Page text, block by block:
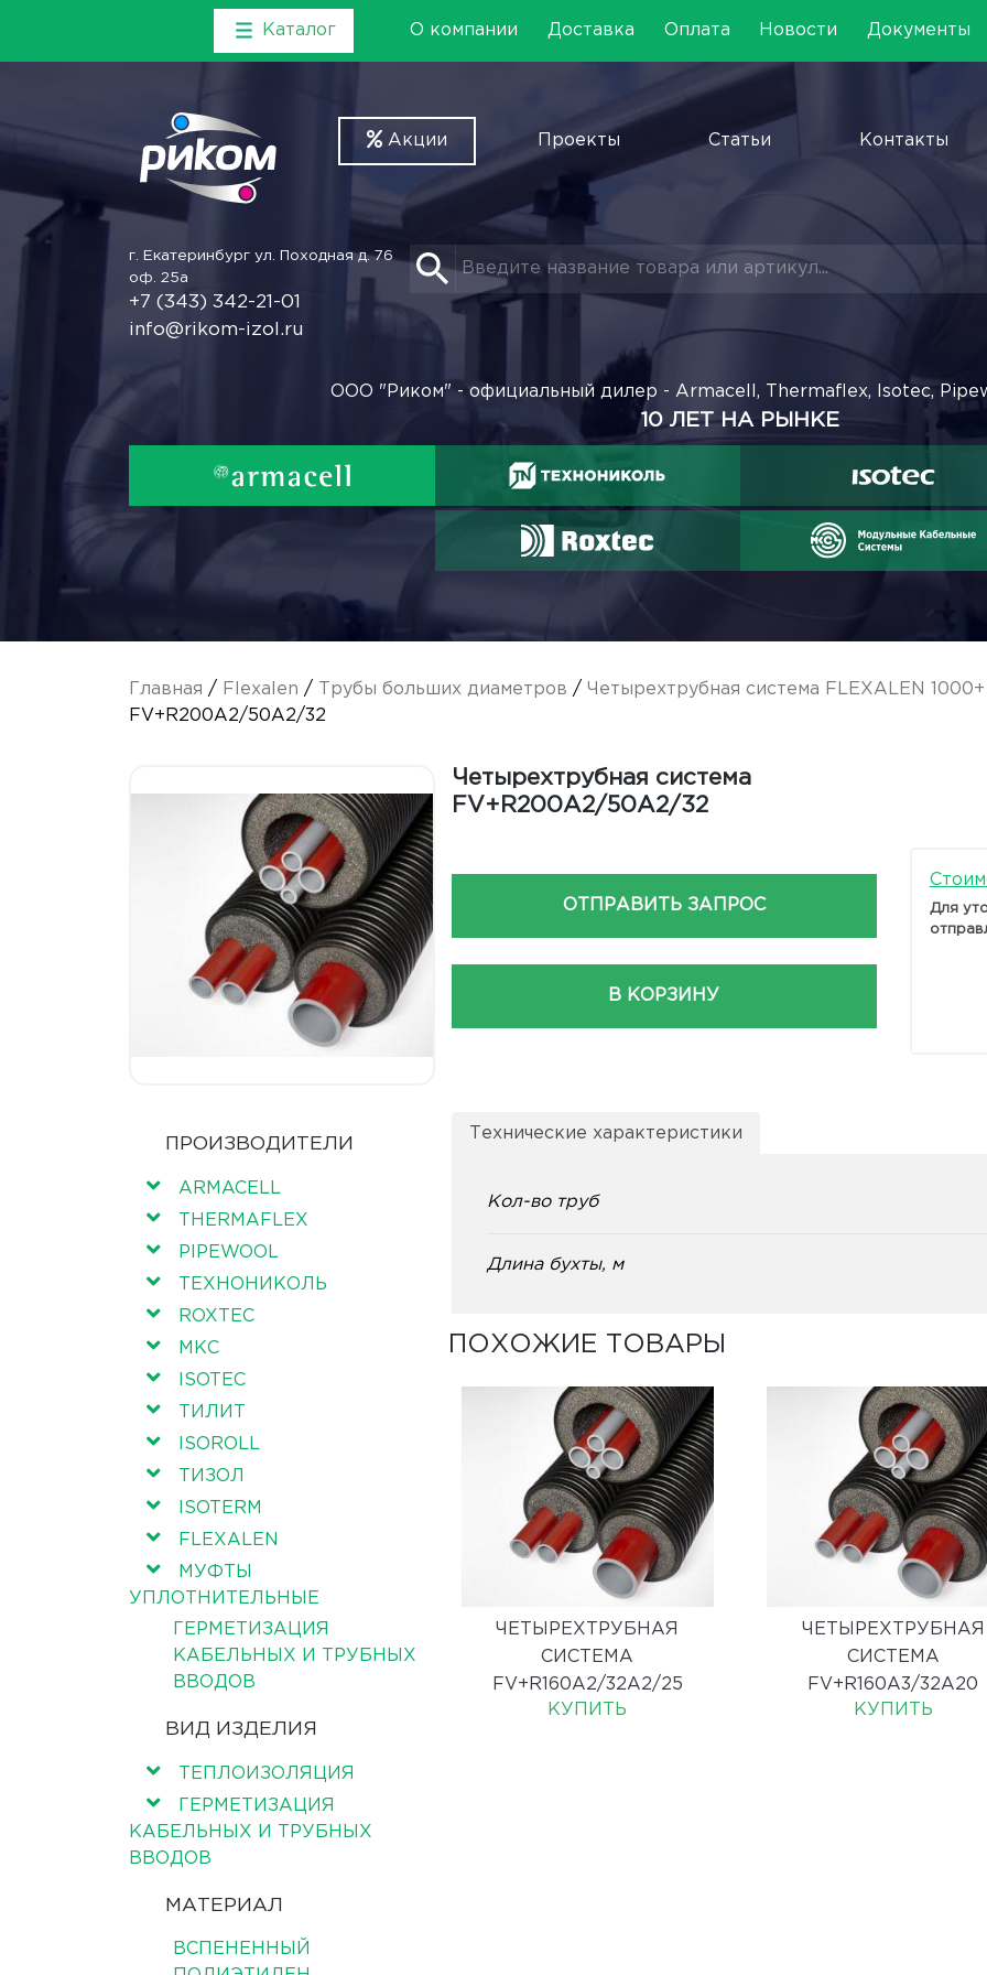
Каталог О компании Доставка Оплата Новости Документы
Акции Проекты Статьи Контакты
г. Екатеринбург ул. Походная д. 76
оф. 25а
+7 (343) 342-21-01
info@rikom-izol.ru
ООО "Риком" - официальный дилер - Armacell, Thermaflex, Isotec,
10 ЛЕТ НА РЫНКЕ
Главная / Flexalen / Трубы больших диаметров / Четырехтрубная система FLEXALEN 1000+
FV+R200A2/50A2/32
Четырехтрубная система
FV+R200A2/50A2/32
ОТПРАВИТЬ ЗАПРОС
В КОРЗИНУ
Для
ПРОИЗВОДИТЕЛИ
ARMACELL
THERMAFLEX
PIPEWOOL
ТЕХНОНИКОЛЬ
ROXTEC
МКС
ISOTEC
ТИЛИТ
ISOROLL
ТИЗОЛ
ISOTERM
FLEXALEN
МУФТЫ
УПЛОТНИТЕЛЬНЫЕ
ГЕРМЕТИЗАЦИЯ
КАБЕЛЬНЫХ И ТРУБНЫХ
ВВОДОВ
ВИД ИЗДЕЛИЯ
ТЕПЛОИЗОЛЯЦИЯ
ГЕРМЕТИЗАЦИЯ
КАБЕЛЬНЫХ И ТРУБНЫХ
ВВОДОВ
МАТЕРИАЛ
ВСПЕНЕННЫЙ
Технические характеристики
Кол-во труб
Длина бухты, м
ПОХОЖИЕ ТОВАРЫ
ЧЕТЫРЕХТРУБНАЯ
СИСТЕМА
FV+R160A2/32A2/25
КУПИТЬ
ЧЕТЫРЕХТРУБНАЯ
СИСТЕМА
FV+R160A3/32A20
КУПИТЬ